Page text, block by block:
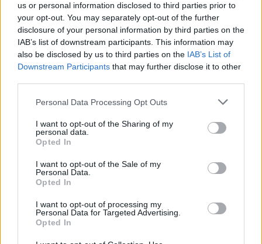
us or personal information disclosed to third parties prior to
your opt-out. You may separately opt-out of the further
disclosure of your personal information by third parties on the
IAB’s list of downstream participants. This information may
also be disclosed by us to third parties on the IAB’s List of
Downstream Participants that may further disclose it to other
Please note that this website/app uses one or more Google
not limited to your visit or usage behaviour. You may click to
grant or deny consent to Google and its third-party tags to
use your data for below specified purposes in below Google
consent section.
Personal Data Processing Opt Outs
I want to opt-out of the Sharing of my
personal data.
Opted In
I want to opt-out of the Sale of my
Personal Data.
Opted In
I want to opt-out of processing my
Personal Data for Targeted Advertising.
Opted In
műemlékfelújítás műemlék restaurálás
Történelmi táj, amelynek minden köve mesél –
megújul a tatai Angolkert
A projekt részeként megújulnak a területen található
műemlékek, köztük a különleges Műromok, valamint a közeli
Várkanyarban álló Nepomuki Szent János híd és szobor is.
M1 bővítés: már zajlik a teljesen új
Bicske Kelet csomópont építése